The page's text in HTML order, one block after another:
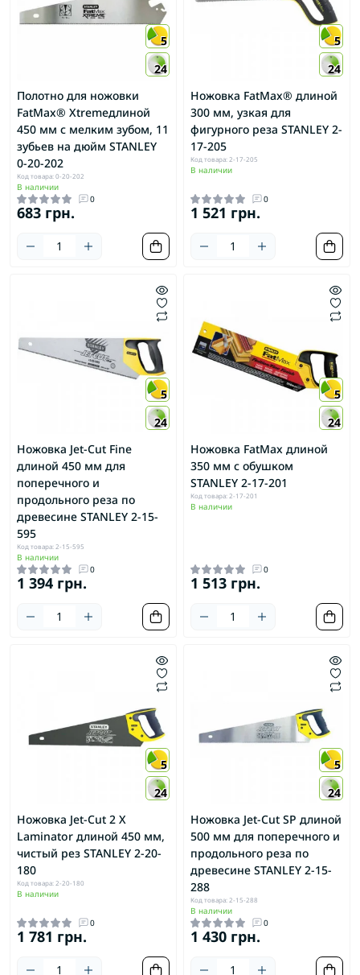
5
24
Полотно для ножовки
FatMax® Xtremeдлиной
450 мм с мелким зубом, 11
зубьев на дюйм STANLEY
0-20-202
Код товара: 0-20-202
В наличии
0
683 грн.
5
24
Ножовка FatMax® длиной
300 мм, узкая для
фигурного реза STANLEY 2-
17-205
Код товара: 2-17-205
В наличии
0
1 521 грн.
5
24
Ножовка Jet-Cut Fine
длиной 450 мм для
поперечного и
продольного реза по
древесине STANLEY 2-15-
595
Код товара: 2-15-595
В наличии
0
1 394 грн.
5
24
Ножовка FatMax длиной
350 мм с обушком
STANLEY 2-17-201
Код товара: 2-17-201
В наличии
0
1 513 грн.
5
24
Ножовка Jet-Cut 2 X
Laminator длиной 450 мм,
чистый рез STANLEY 2-20-
180
Код товара: 2-20-180
В наличии
0
1 781 грн.
5
24
Ножовка Jet-Cut SP длиной
500 мм для поперечного и
продольного реза по
древесине STANLEY 2-15-
288
Код товара: 2-15-288
В наличии
0
1 430 грн.